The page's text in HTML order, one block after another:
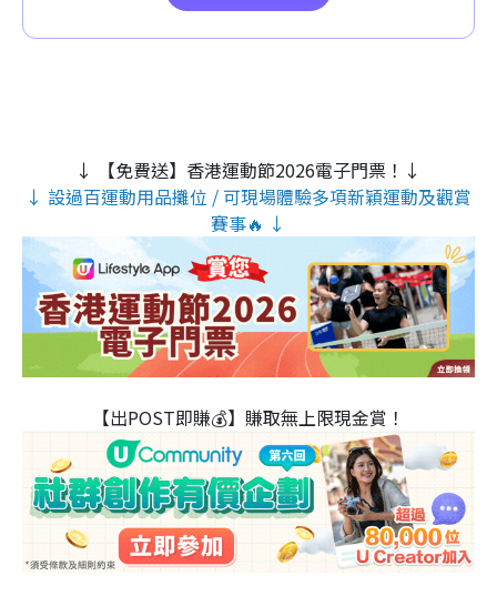
↓ 【免費送】香港運動節2026電子門票！↓
↓ 設過百運動用品攤位 / 可現場體驗多項新穎運動及觀賞
賽事🔥 ↓
【出POST即賺💰】賺取無上限現金賞！